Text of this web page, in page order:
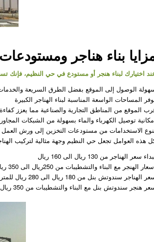
بناء هناجر
اختيارك لبناء هنجر أو مستودع في حي النظيم، فإنك
الوصول إلى الموقع بفضل الطرق السريعة والخدمات
المساحات الواسعة المناسبة لبناء الهناجر الكبيرة
الموقع من المناطق التجارية والصناعية مما يعزز
توصيل الكهرباء والماء بسهولة من الشبكات
الاستخدامات من مستودعات التخزين إلى ورش
هذه العوامل تجعل حي النظيم وجهة مثالية لتركيب
سعر الهناجر من 130 ريال الى 160 ريال
الهنجر مع البناء والتشطيبات من 250ريال الى 350 ريال يشمل صبة الارض وباقي التشطيبات
الهناجر سندوتش بنل من 180 ريال الى 280 ريال للمتر مربع
هنجر سندوتش بنل مع البناء والتشطيبات من 350 ريال الى 430 ريال